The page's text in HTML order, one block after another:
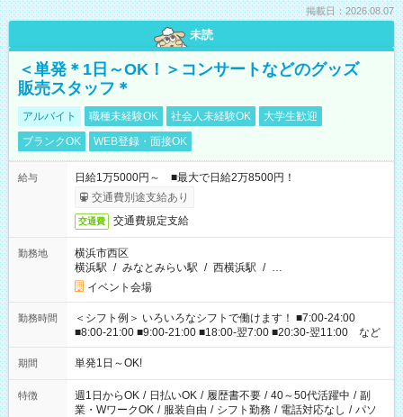
掲載日：2026.08.07
未読
＜単発＊1日～OK！＞コンサートなどのグッズ
販売スタッフ＊
アルバイト 職種未経験OK 社会人未経験OK
大学生歓迎
ブランクOK
WEB登録・面接OK
給与
日給1万5000円～ ■最大で日給2万8500円！
交通費別途支給あり
交通費 交通費規定支給
勤務地
横浜市西区
横浜駅 / みなとみらい駅 / 西横浜駅 / …
イベント会場
勤務時間
＜シフト例＞ いろいろなシフトで働けます！ ■7:00-24:00
■8:00-21:00 ■9:00-21:00 ■18:00-翌7:00 ■20:30-翌11:00 など
期間 単発1日～OK!
特徴 週1日からOK / 日払いOK / 履歴書不要 / 40～50代活躍中 / 副
業・WワークOK / 服装自由 / シフト勤務 / 電話対応なし / パソ